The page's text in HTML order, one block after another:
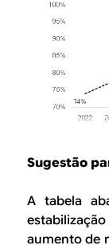
Sugestão
A tabela
aumento de